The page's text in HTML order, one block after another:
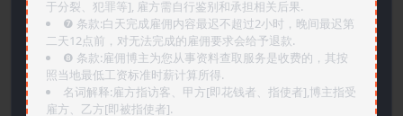
于分裂、犯罪等], 雇方需自行鉴别和承担相关后果.
❼ 条款:白天完成雇佣内容最迟不超过2小时，晚间最迟第
二天12点前，对无法完成的雇佣要求会给予退款.
❽ 条款:雇佣博主为您从事资料查取服务是收费的，其按
照当地最低工资标准时薪计算所得.
名词解释:雇方指访客、甲方[即花钱者、指使者],博主指受
雇方、乙方[即被指使者].